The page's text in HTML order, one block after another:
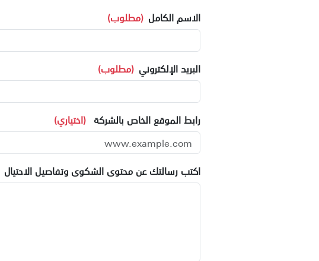
الاسم الكامل (مطلوب)
البريد الإلكتروني (مطلوب)
رابط الموقع الخاص بالشركة (اختياري)
اكتب رسالتك عن محتوى الشكوى وتفاصيل الاحتيال